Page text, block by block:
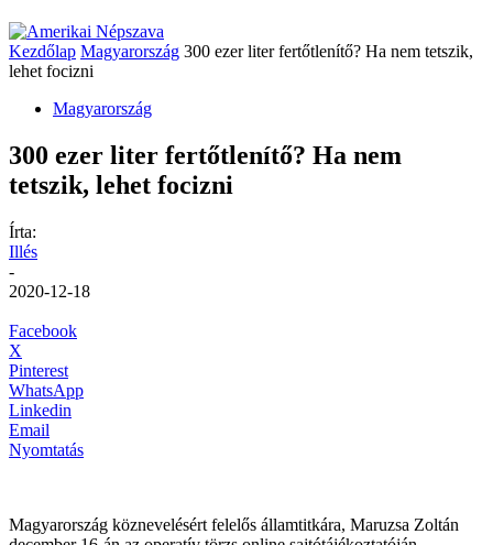
Kezdőlap Magyarország 300 ezer liter fertőtlenítő? Ha nem tetszik,
lehet focizni
Magyarország
300 ezer liter fertőtlenítő? Ha nem
tetszik, lehet focizni
Írta:
Illés
-
2020-12-18
Facebook
X
Pinterest
WhatsApp
Linkedin
Email
Nyomtatás
Magyarország köznevelésért felelős államtitkára, Maruzsa Zoltán